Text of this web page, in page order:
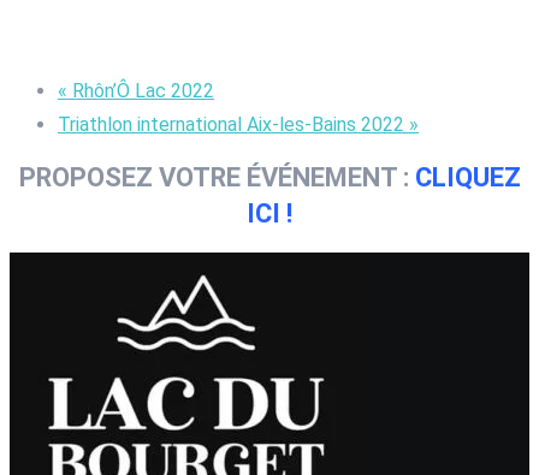
« Rhôn’Ô Lac 2022
Triathlon international Aix-les-Bains 2022 »
PROPOSEZ VOTRE ÉVÉNEMENT : CLIQUEZ
ICI !